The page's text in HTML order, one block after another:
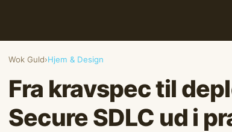
Wok Guld›Hjem & Design
Fra kravspec til
Secure SDLC ud i